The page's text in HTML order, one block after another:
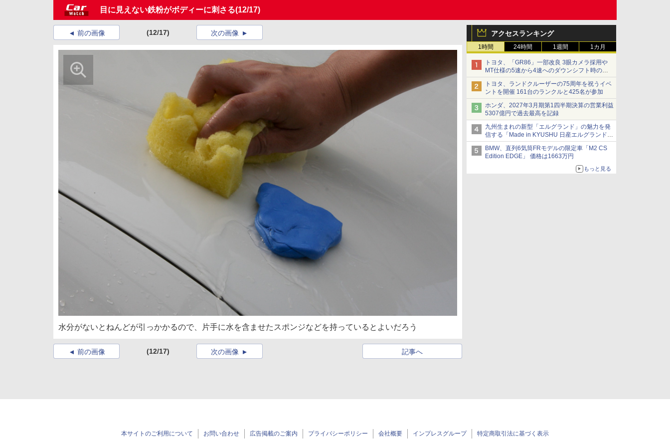
目に見えない鉄粉がボディーに刺さる(12/17)
アクセスランキング
1時間 24時間 1週間 1カ月
トヨタ、「GR86」一部改良 3眼カメラ採用や
MT仕様の5速から4速へのダウンシフト時の操
作性向上など
トヨタ、ランドクルーザーの75周年を祝うイベ
ントを開催 161台のランクルと425名が参加
ホンダ、2027年3月期第1四半期決算の営業利益
5307億円で過去最高を記録
九州生まれの新型「エルグランド」の魅力を発
信する「Made in KYUSHU 日産エルグランドデ
ー」8月14日開催
BMW、直列6気筒FRモデルの限定車「M2 CS
Edition EDGE」 価格は1663万円
もっと見る
前の画像 (12/17) 次の画像
水分がないとねんどが引っかかるので、片手に水を含ませたスポンジなどを持っているとよいだろう
前の画像 (12/17) 記事へ
次の画像
本サイトのご利用について お問い合わせ 広告掲載のご案内 プライバシーポリシー 会社概要 インプレスグループ 特定商取引法に基づく表示